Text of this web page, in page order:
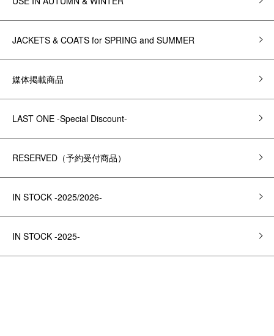
JACKETS & COATS for SPRING and SUMMER
媒体掲載商品
LAST ONE -Special Discount-
RESERVED（予約受付商品）
IN STOCK -2025/2026-
IN STOCK -2025-